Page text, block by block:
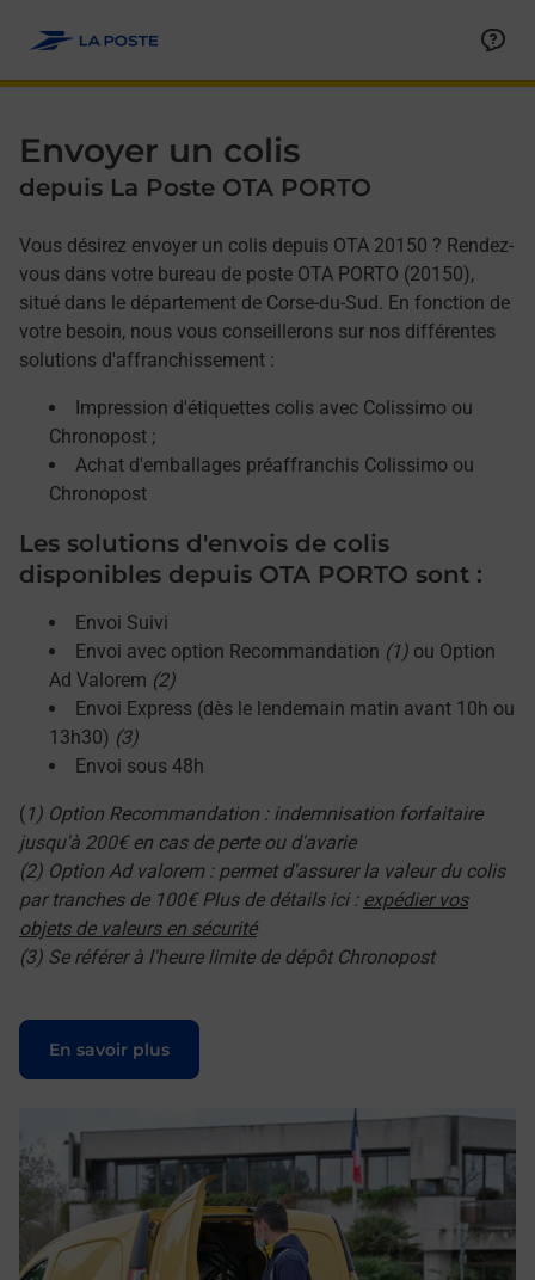
Envoyer un colis
depuis La Poste OTA PORTO
Vous désirez envoyer un colis depuis OTA 20150 ? Rendez-
vous dans votre bureau de poste OTA PORTO (20150),
situé dans le département de Corse-du-Sud. En fonction de
votre besoin, nous vous conseillerons sur nos différentes
solutions d'affranchissement :
Impression d'étiquettes colis avec Colissimo ou
Chronopost ;
Achat d'emballages préaffranchis Colissimo ou
Chronopost
Les solutions d'envois de colis
disponibles depuis OTA PORTO sont :
Envoi Suivi
Envoi avec option Recommandation (1) ou Option
Ad Valorem (2)
Envoi Express (dès le lendemain matin avant 10h ou
13h30) (3)
Envoi sous 48h
( 1) Option Recommandation : indemnisation forfaitaire
jusqu'à 200€ en cas de perte ou d'avarie
(2) Option Ad valorem : permet d'assurer la valeur du colis
par tranches de 100€ Plus de détails ici : expédier vos
objets de valeurs en sécurité
(3) Se référer à l'heure limite de dépôt Chronopost
En savoir plus
Le lien s'ouvre dans un nouvel onglet